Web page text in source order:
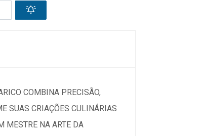
COMBINA PRECISÃO,
SUAS CRIAÇÕES CULINÁRIAS
MESTRE NA ARTE DA